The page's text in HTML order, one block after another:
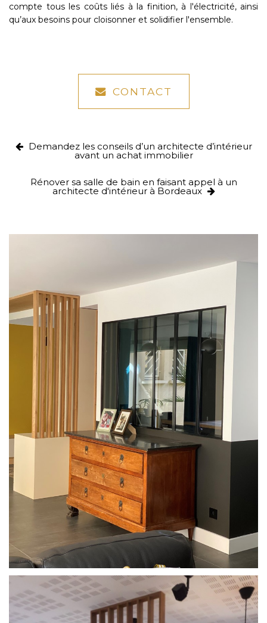
compte tous les coûts liés à la finition, à l'électricité, ainsi
qu’aux besoins pour cloisonner et solidifier l'ensemble.
CONTACT
Demandez les conseils d’un architecte d’intérieur
avant un achat immobilier
Rénover sa salle de bain en faisant appel à un
architecte d'intérieur à Bordeaux